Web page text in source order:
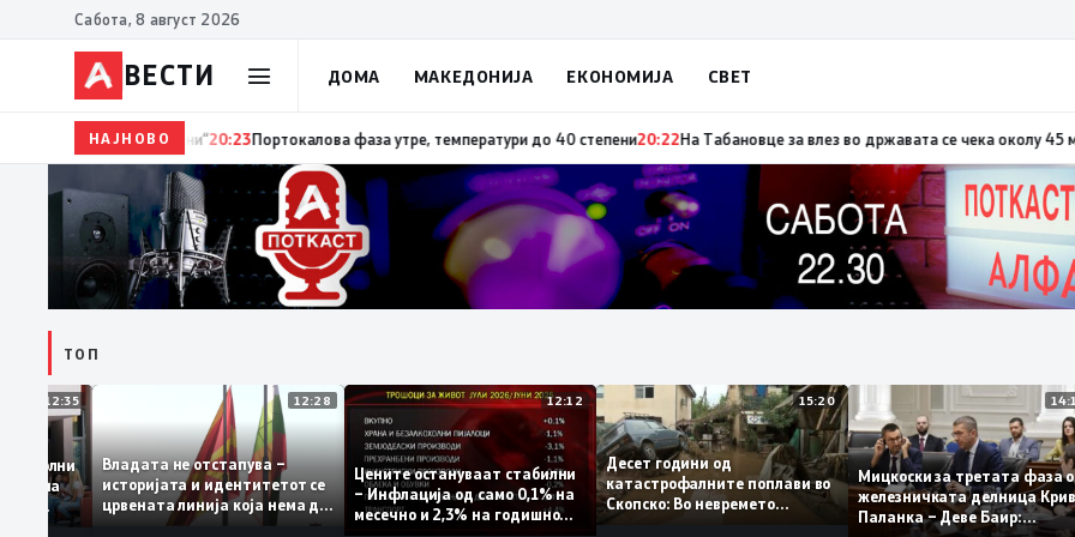
Сабота, 8 август 2026
ВЕСТИ ДОМА МАКЕДОНИЈА ЕКОНОМИЈА СВЕТ
НАЈНОВО 20:24Сиљановска Давкова на Свечената академија по повод „30 години Општина Вевчани“20:23Портокалова фаза утре,
ТОП
12:35
задоволни
на
12:28
Владата не отстапува –
историјата и идентитетот се
црвената линија која нема да
се погази
12:12
Цените остануваат стабилни
– Инфлација од само 0,1% на
месечно и 2,3% на годишно
15:20
Десет години од
катастрофалните поплави во
Скопско: Во невремето
Мицкоски за третата
железничката делница
Паланка – Деве Баир: